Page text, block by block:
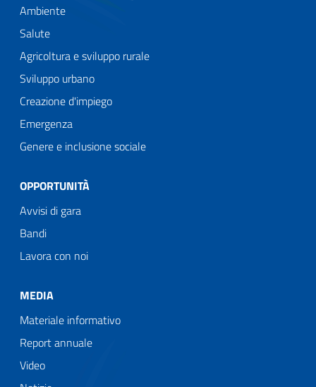
Ambiente
Salute
Agricoltura e sviluppo rurale
Sviluppo urbano
Creazione d'impiego
Emergenza
Genere e inclusione sociale
OPPORTUNITÀ
Avvisi di gara
Bandi
Lavora con noi
MEDIA
Materiale informativo
Report annuale
Video